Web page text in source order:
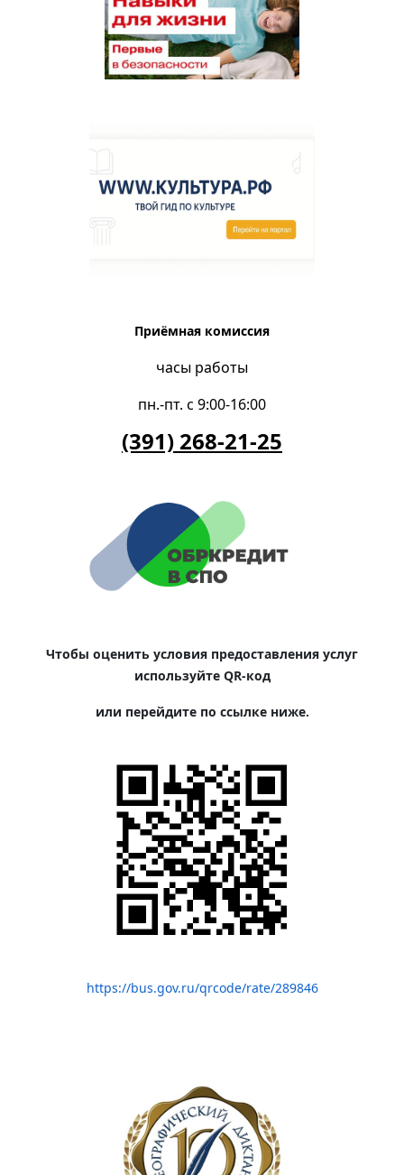
Приёмная комиссия
часы работы
пн.-пт. с 9:00-16:00
(391) 268-21-25
Чтобы оценить условия предоставления услуг
используйте QR-код
или перейдите по ссылке ниже.
https://bus.gov.ru/qrcode/rate/289846